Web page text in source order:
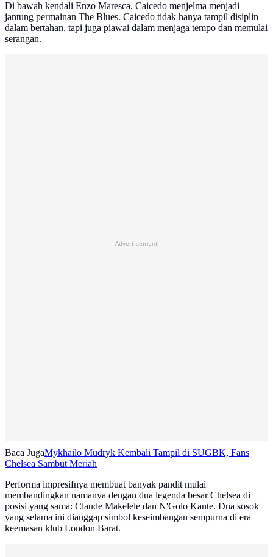
Di bawah kendali Enzo Maresca, Caicedo menjelma menjadi
jantung permainan The Blues. Caicedo tidak hanya tampil disiplin
dalam bertahan, tapi juga piawai dalam menjaga tempo dan memulai
serangan.
Advertisement
Baca JugaMykhailo Mudryk Kembali Tampil di SUGBK, Fans
Chelsea Sambut Meriah
Performa impresifnya membuat banyak pandit mulai
membandingkan namanya dengan dua legenda besar Chelsea di
posisi yang sama: Claude Makelele dan N'Golo Kante. Dua sosok
yang selama ini dianggap simbol keseimbangan sempurna di era
keemasan klub London Barat.